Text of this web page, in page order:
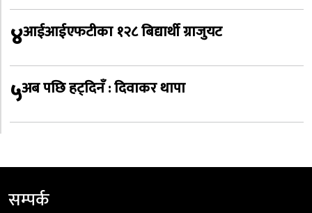
४आईआईएफटीका १२८ बिद्यार्थी ग्राजुयट
५अब पछि हट्दिनँ : दिवाकर थापा
सम्पर्क